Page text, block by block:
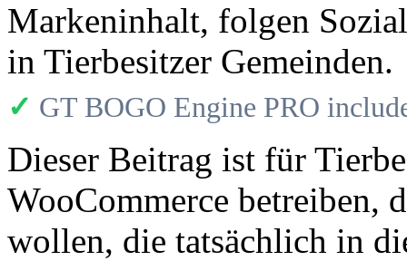
Markeninhalt, folgen
in Tierbesitzer Gemeinden.
✓ GT BOGO Engine PRO
Dieser Beitrag ist für
WooCommerce betreiben,
wollen, die tatsächlich in